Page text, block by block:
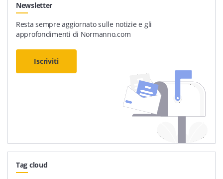
Newsletter
Resta sempre aggiornato sulle notizie e gli
approfondimenti di Normanno.com
Iscriviti
Tag cloud